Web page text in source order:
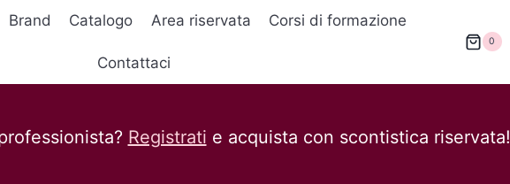
Brand Catalogo Area riservata Corsi di formazione
Contattaci
0
Registrati e acquista con scontistica riservata!